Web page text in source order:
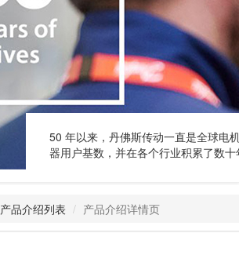
50 年以来，丹佛斯传动一直是全球电
器用户基数，并在各个行业积累了数
产品介绍列表 产品介绍详情页